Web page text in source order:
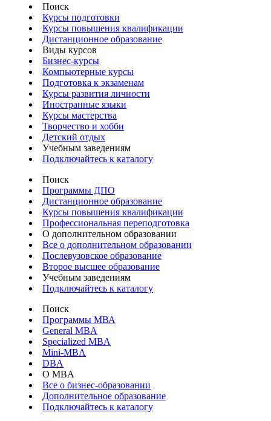
Поиск
Курсы подготовки
Курсы повышения квалификации
Дистанционное образование
Виды курсов
Бизнес-курсы
Компьютерные курсы
Подготовка к экзаменам
Курсы развития личности
Иностранные языки
Курсы мастерства
Творчество и хобби
Детский отдых
Учебным заведениям
Подключайтесь к каталогу
Поиск
Программы ДПО
Дистанционное образование
Курсы повышения квалификации
Профессиональная переподготовка
О дополнительном образовании
Все о дополнительном образовании
Послевузовское образование
Второе высшее образование
Учебным заведениям
Подключайтесь к каталогу
Поиск
Программы МВА
General MBA
Specialized MBA
Mini-MBA
DBA
О MBA
Все о бизнес-образовании
Дополнительное образование
Подключайтесь к каталогу